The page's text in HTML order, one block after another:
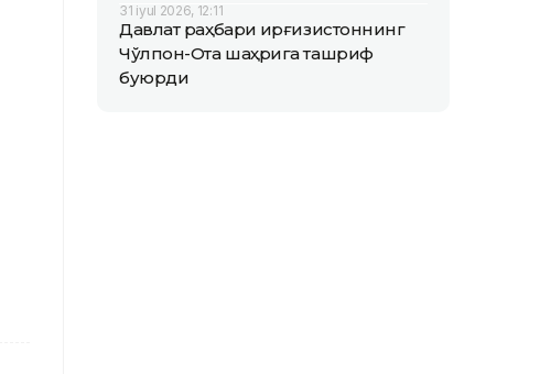
31 iyul 2026, 12:11
Давлат раҳбари Қирғизистоннинг
Чўлпон-Ота шаҳрига ташриф
буюрди